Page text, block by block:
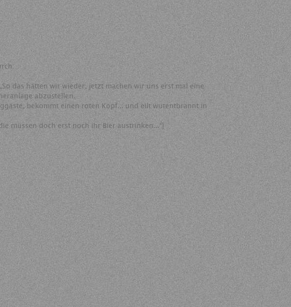
das hätten wir wieder, jetzt machen wir uns erst mal eine
abzustellen.
bekommt einen roten Kopf... und eilt wutentbrannt in
müssen doch erst noch ihr Bier austrinken...“]